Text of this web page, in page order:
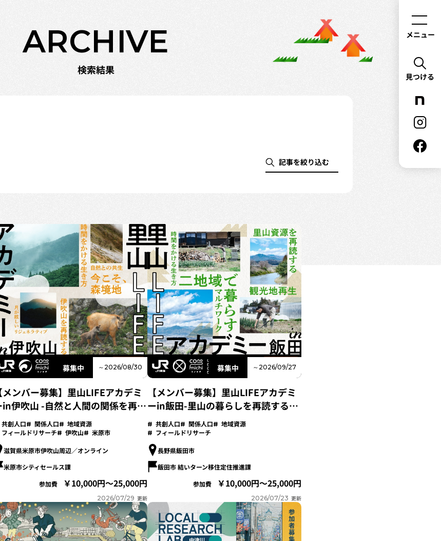
メニュー
見つける
ARCHIVE
検索結果
記事を絞り込む
募集中 ～2026/08/30
メンバー募集】里山LIFEアカデミ
in伊吹山 -自然と人間の関係を再考
るフィールドリサーチプログラム-
共創人口 関係人口
地域資源
フィールドリサーチ
伊吹山 米原市
滋賀県米原市伊吹山周辺／オンライン
米原市シティセールス課
参加費
10,000円～25,000円
2026/07/29 更新
募集中 ～2026/09/27
【メンバー募集】里山LIFEアカデミ
ーin飯田-里山の暮らしを再読するフ
ィールドリサーチプログラム-
共創人口 関係人口
地域資源
フィールドリサーチ
長野県飯田市
飯田市 結いターン移住定住推進課
参加費
10,000円～25,000円
2026/07/23 更新